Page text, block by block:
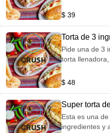
Quesillo
$ 39
Torta de 3
Pide una de 3
torta
Chorizo
$ 48
Super torta
Esta es una
ingredientes y